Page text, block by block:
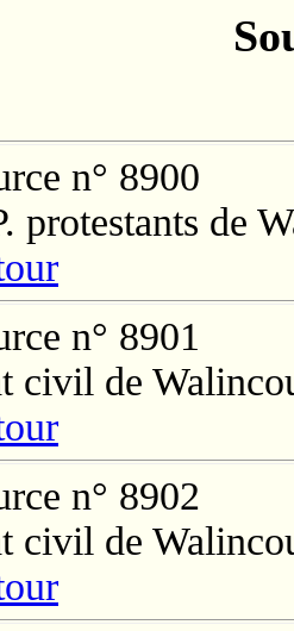
n° 8900
protestants de
n° 8901
civil de
n° 8902
civil de